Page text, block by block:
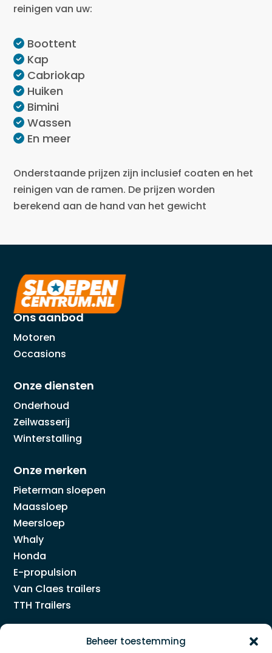
Beheer toestemming
reinigen van uw:
Boottent
Kap
Cabriokap
Huiken
Bimini
Wassen
En meer
Onderstaande prijzen zijn inclusief coaten en het
reinigen van de ramen. De prijzen worden
berekend aan de hand van het gewicht
Ons aanbod
Motoren
Occasions
Onze diensten
Onderhoud
Zeilwasserij
Winterstalling
Onze merken
Pieterman sloepen
Maassloep
Meersloep
Whaly
Honda
E-propulsion
Van Claes trailers
TTH Trailers
Sloepen Centrum